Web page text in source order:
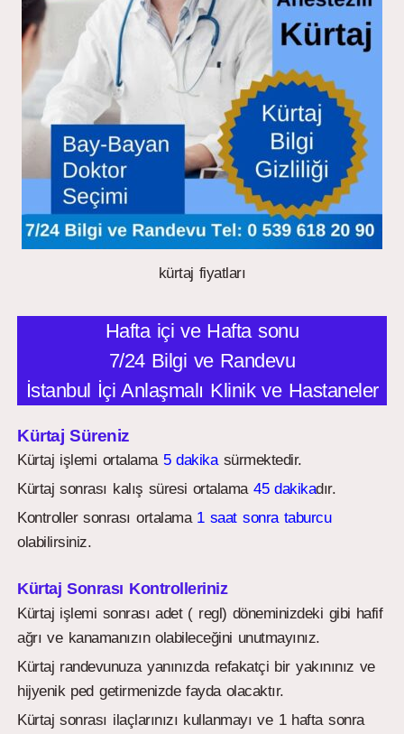
kürtaj fiyatları
Hafta içi ve Hafta sonu
7/24 Bilgi ve Randevu
İstanbul İçi Anlaşmalı Klinik ve Hastaneler
Kürtaj Süreniz
Kürtaj işlemi ortalama 5 dakikasürmektedir.
Kürtaj sonrası kalış süresi ortalama45 dakikadır.
Kontroller sonrası ortalama 1 saat sonra taburcu
olabilirsiniz.
Kürtaj Sonrası Kontrolleriniz
Kürtaj işlemi sonrası adet ( regl) döneminizdeki gibi hafif
ağrı ve kanamanızın olabileceğini unutmayınız.
Kürtaj randevunuza yanınızda refakatçi bir yakınınız ve
hijyenik ped getirmenizde fayda olacaktır.
Kürtaj sonrası ilaçlarınızı kullanmayı ve 1 hafta sonra